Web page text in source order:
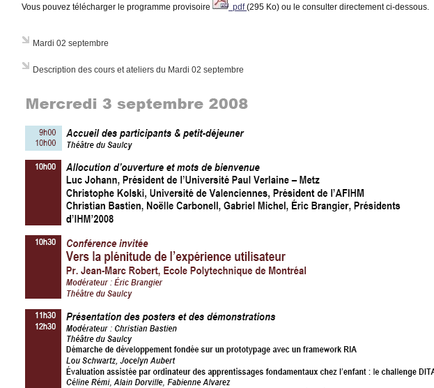
Vous pouvez télécharger le programme provisoire pdf(295 Ko) ou le consulter directement ci-dessous.
Mardi 02 septembre
Description des cours et ateliers du Mardi 02 septembre